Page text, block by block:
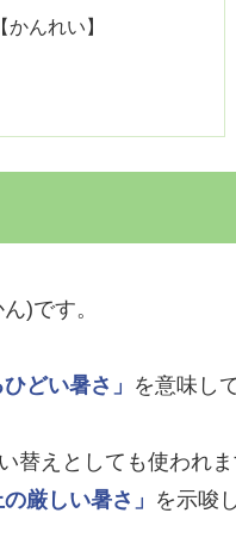
んれい】
)です。
どい暑さ」 を意味し
替えとしても使われ
厳しい暑さ」 を示唆